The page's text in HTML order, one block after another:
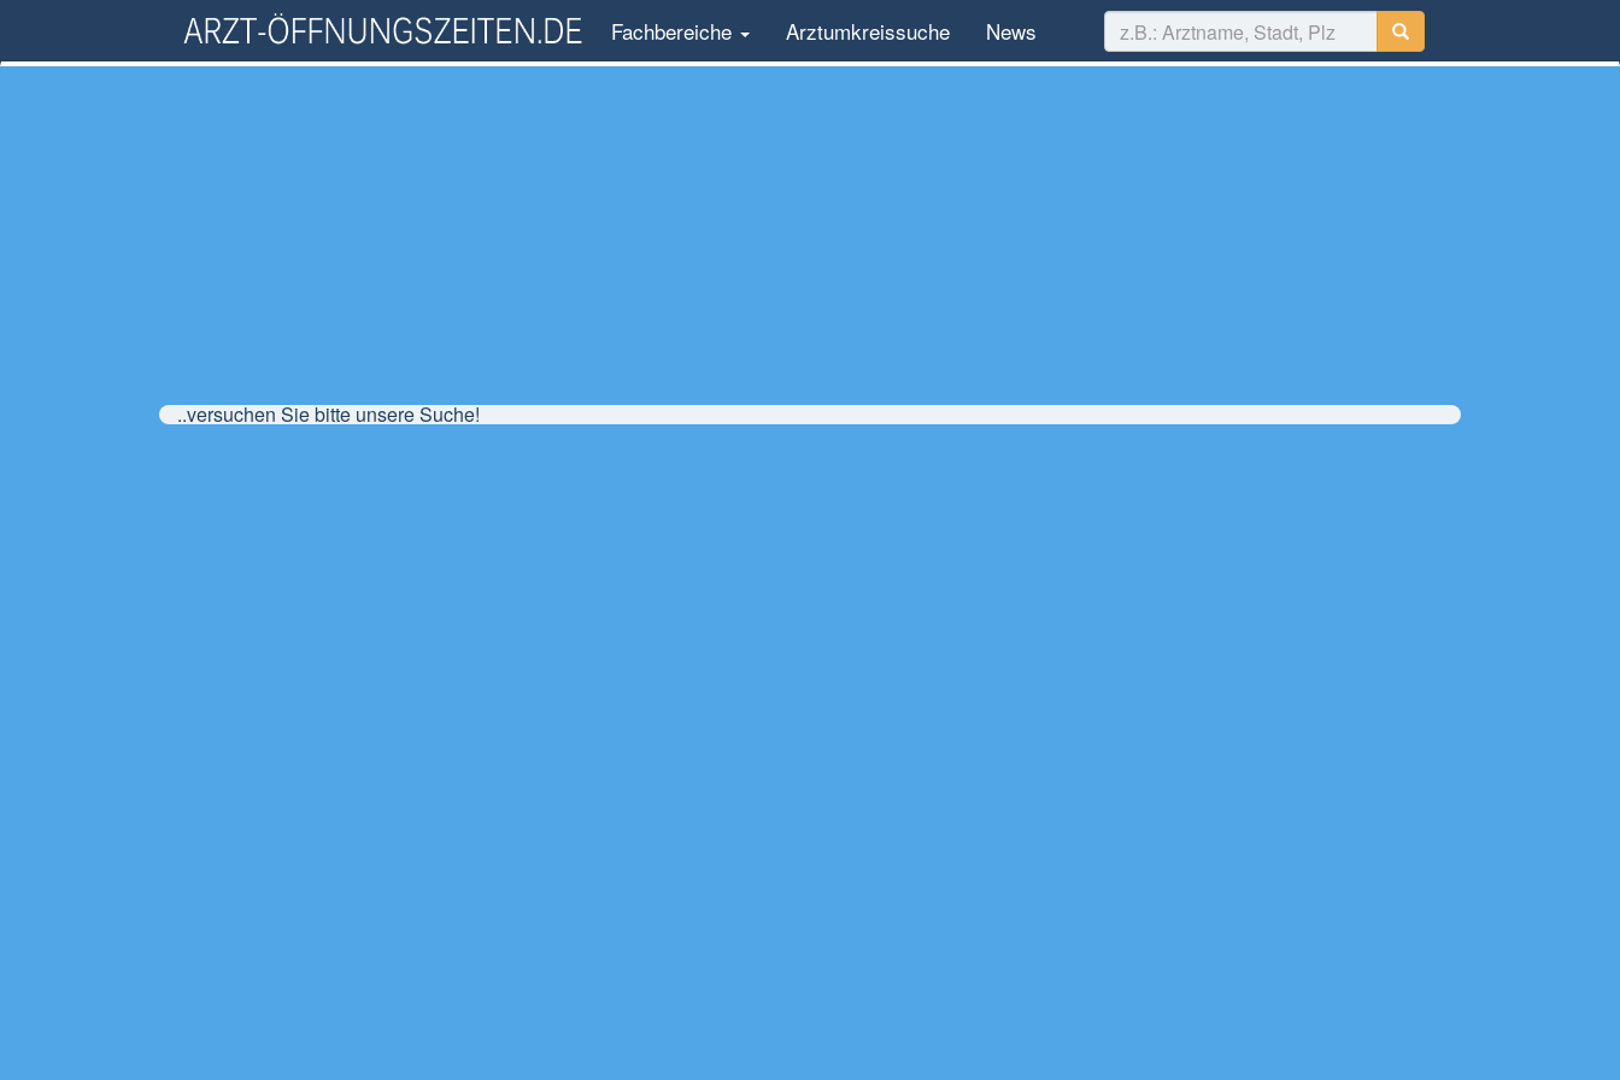
Fachbereiche Arztumkreissuche News
..versuchen Sie bitte unsere Suche!